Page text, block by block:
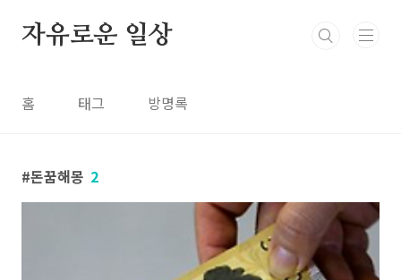
자유로운 일상
홈 태그 방명록
돈꿈해몽 2